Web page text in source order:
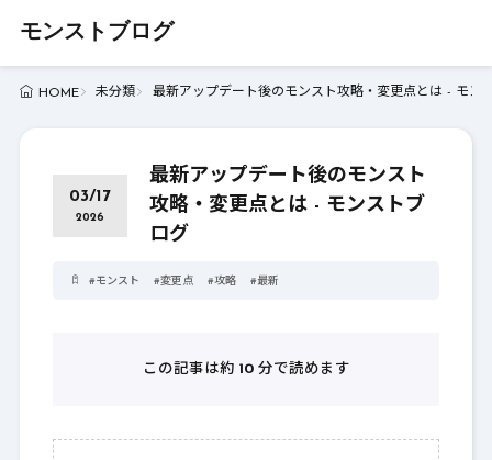
モンストブログ
HOME 未分類 最新アップデート後のモンスト攻略・変更点とは - モン
03/17
2026
最新アップデート後のモンスト
攻略・変更点とは - モンストブ
ログ
#モンスト #変更点 #攻略 #最新
この記事は約 10分で読めます